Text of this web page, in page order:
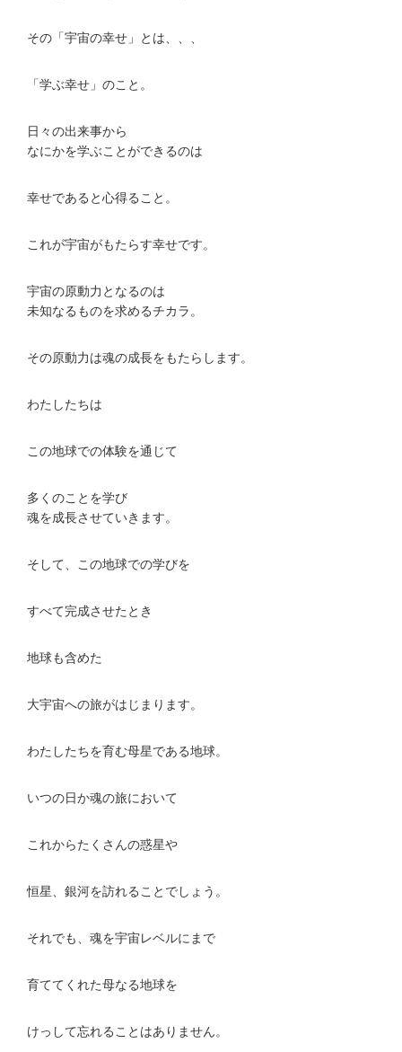
その「宇宙の幸せ」とは、、、
「学ぶ幸せ」のこと。
日々の出来事から
なにかを学ぶことができるのは
幸せであると心得ること。
これが宇宙がもたらす幸せです。
宇宙の原動力となるのは
未知なるものを求めるチカラ。
その原動力は魂の成長をもたらします。
わたしたちは
この地球での体験を通じて
多くのことを学び
魂を成長させていきます。
そして、この地球での学びを
すべて完成させたとき
地球も含めた
大宇宙への旅がはじまります。
わたしたちを育む母星である地球。
いつの日か魂の旅において
これからたくさんの惑星や
恒星、銀河を訪れることでしょう。
それでも、魂を宇宙レベルにまで
育ててくれた母なる地球を
けっして忘れることはありません。